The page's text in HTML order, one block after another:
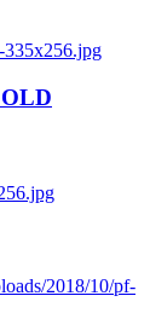
335x256.jpg
2018/10/pf-